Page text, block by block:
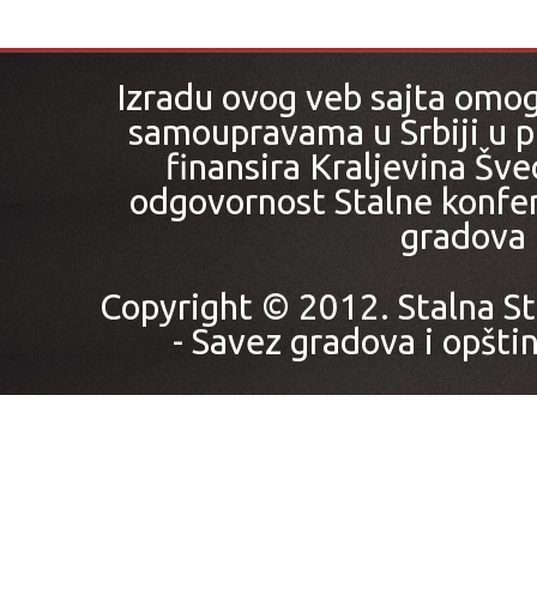
Izradu ovog veb sajta
samoupravama u Srbiji u
finansira Kraljevina
odgovornost Stalne
gradova
Copyright © 2012. Stalna
- Savez gradova i